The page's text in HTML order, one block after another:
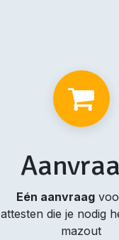
Eén aanvraag
attesten die je nodig
mazout